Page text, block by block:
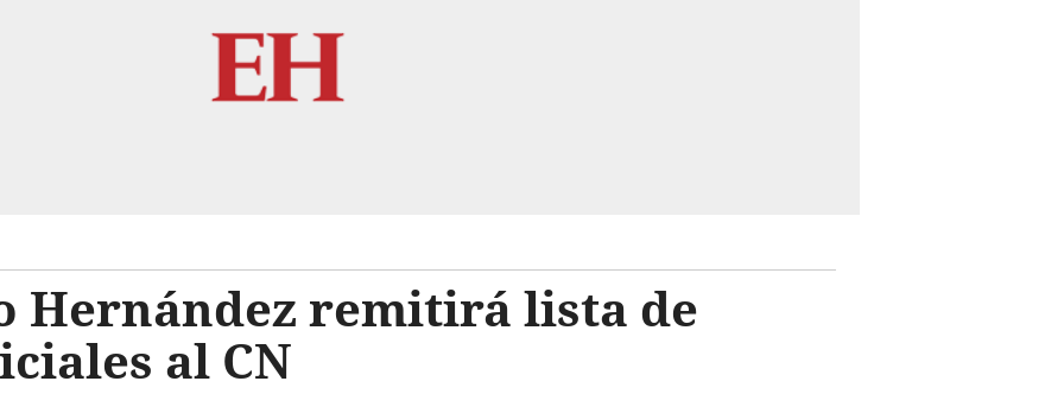
Hernández remitirá lista de
al CN